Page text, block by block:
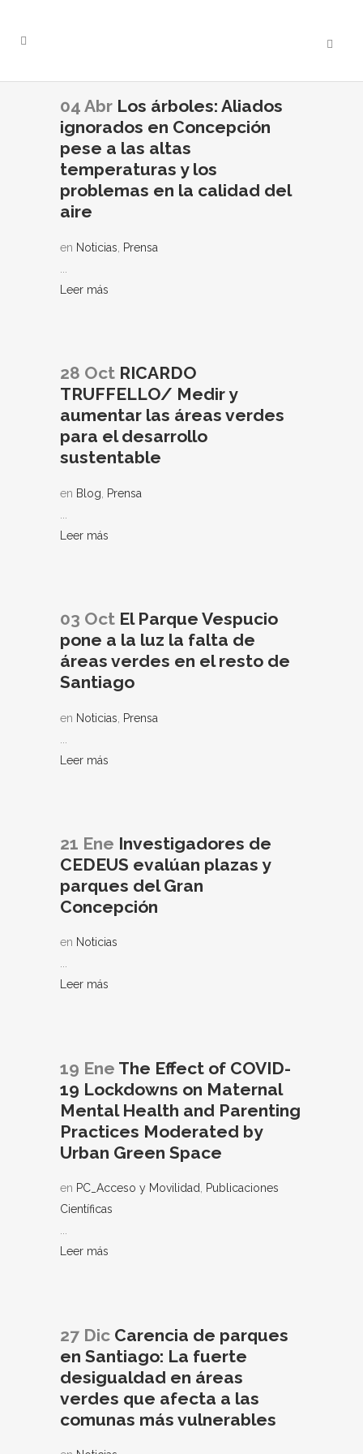
04 Abr Los árboles: Aliados
ignorados en Concepción
pese a las altas
temperaturas y los
problemas en la calidad del
aire
en Noticias
Prensa
Leer más
28 Oct RICARDO
TRUFFELLO/ Medir y
aumentar las áreas verdes
para el desarrollo
sustentable
en Blog
Prensa
Leer más
03 Oct El Parque Vespucio
pone a la luz la falta de
áreas verdes en el resto de
Santiago
en Noticias Prensa
Leer más
21 Ene Investigadores de
CEDEUS evalúan plazas y
parques del Gran
Concepción
en Noticias
...
Leer más
19 Ene The Effect of COVID-
19 Lockdowns on Maternal
Mental Health and Parenting
Practices Moderated by
Urban Green Space
en PC_Acceso y Movilidad, Publicaciones
Científicas
...
Leer más
27 Dic Carencia de parques
en Santiago: La fuerte
desigualdad en áreas
verdes que afecta a las
comunas más vulnerables